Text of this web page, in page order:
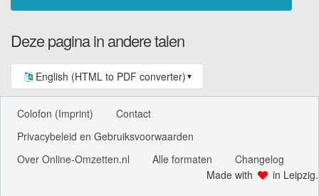
Deze pagina in andere talen
English (HTML to PDF converter) ▼
Colofon (Imprint)
Contact
Privacybeleid en Gebruiksvoorwaarden
Over Online-Omzetten.nl
Alle formaten
Changelog
Made with
in Leipzig.